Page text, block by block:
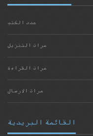
عدد الكتب
مرات التنزيل
مرات القراءة
مرات الارسال
القائمة البريدية